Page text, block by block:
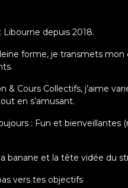
Libourne depuis 2018.
forme, je transmets mon
& Cours Collectifs, j’aime
en s’amusant.
: Fun et bienveillantes
banane et la tête vidée du
vers tes objectifs